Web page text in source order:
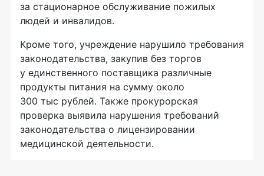
за стационарное обслуживание пожилых
людей и инвалидов.
Кроме того, учреждение нарушило требования
законодательства, закупив без торгов
у единственного поставщика различные
продукты питания на сумму около
300 тыс рублей. Также прокурорская
проверка выявила нарушения требований
законодательства о лицензировании
медицинской деятельности.